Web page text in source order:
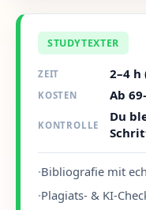
STUDYTEXTER
ZEIT 2–4 h
KOSTEN Ab
KONTROLLE
Du
·Bibliografie mit
·Plagiats- & KI-